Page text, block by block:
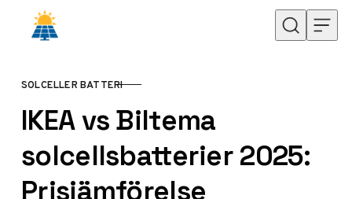
Hoppa till innehåll
KATEGORI
SOLCELLER BATTERI
IKEA vs Biltema
solcellsbatterier 2025:
Prisjämförelse